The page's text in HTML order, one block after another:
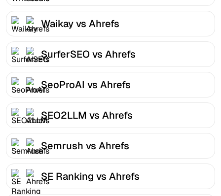
Waikay vs Ahrefs
SurferSEO vs Ahrefs
SeoProAI vs Ahrefs
SEO2LLM vs Ahrefs
Semrush vs Ahrefs
SE Ranking vs Ahrefs